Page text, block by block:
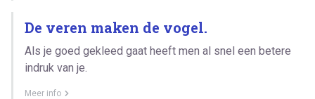
De veren maken de vogel.
Als je goed gekleed gaat heeft men al snel een betere
indruk van je.
Meer info